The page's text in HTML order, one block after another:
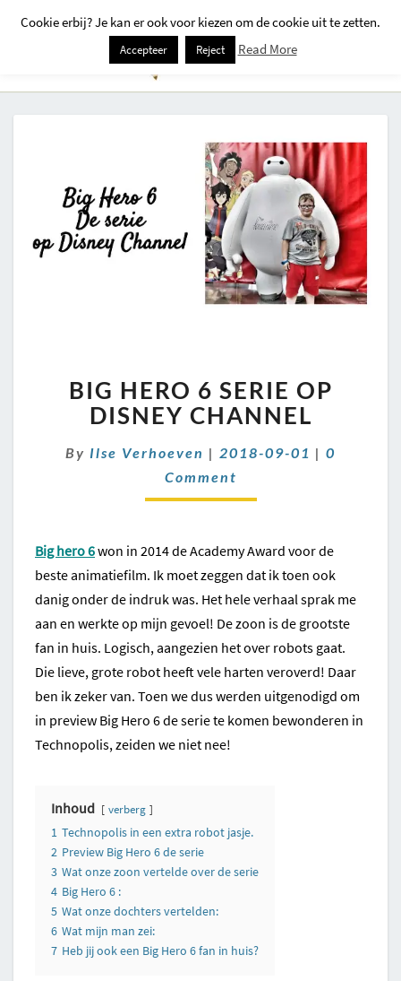
HERO
6
SERIE
OP
CHANNEL
BIG HERO 6 SERIE OP
DISNEY CHANNEL
By Ilse Verhoeven | 2018-09-01 | 0
Comment
Big hero 6won in 2014 de Academy Award voor de
beste animatiefilm. Ik moet zeggen dat ik toen ook
danig onder de indruk was. Het hele verhaal sprak me
aan en werkte op mijn gevoel! De zoon is de grootste
fan in huis. Logisch, aangezien het over robots gaat.
Die lieve, grote robot heeft vele harten veroverd! Daar
ben ik zeker van. Toen we dus werden uitgenodigd om
in preview Big Hero 6 de serie te komen bewonderen in
Technopolis, zeiden we niet nee!
Inhoud verberg
1 Technopolis in een extra robot jasje.
2 Preview Big Hero 6 de serie
3 Wat onze zoon vertelde over de serie
4 Big Hero 6 :
5 Wat onze dochters vertelden:
6 Wat mijn man zei:
7 Heb jij ook een Big Hero 6 fan in huis?
Cookie erbij? Je kan er ook voor kiezen om de cookie uit te zetten.
Accepteer Reject Read More